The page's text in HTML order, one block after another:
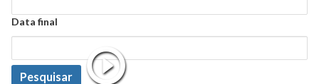
Data
Data final
Data
Pesquisar